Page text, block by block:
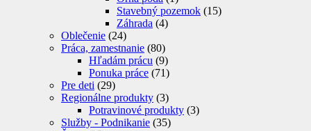
Stavebný pozemok (15)
Záhrada (4)
Oblečenie (24)
Práca, zamestnanie (80)
Hľadám prácu (9)
Ponuka práce (71)
Pre deti (29)
Regionálne produkty (3)
Potravinové produkty (3)
Služby - Podnikanie (35)